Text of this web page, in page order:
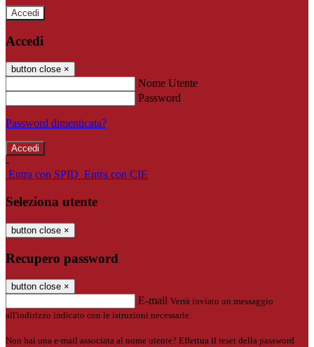
Accedi
Accedi
button close ×
Nome Utente
Password
Password dimenticata?
-
Entra con SPID Entra con CIE
Seleziona utente
button close ×
Recupero password
button close ×
E-mail Verrà inviato un messaggio
all'indirizzo indicato con le istruzioni necessarie.
Non hai una e-mail associata al nome utente? Effettua il reset della password